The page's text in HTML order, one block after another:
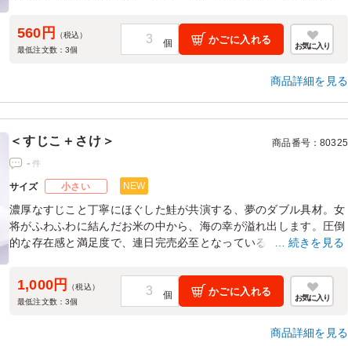
560円
（税込）
最低注文数：3個
かごに入れる
お気に入り
商品詳細を見る
＜すじこ＋さけ＞ 商品番号：80325
- 件
サイズ 小さい NEW
濃厚なすじこと丁寧にほぐした鮭が共演する、夢のダブル具材。女
将がふわふわに結んだお米の中から、海の幸が溢れ出します。圧倒
的な存在感と満足度で、連日完売必至となっている看板メニューで
続きを見る
1,000円
（税込）
最低注文数：3個
かごに入れる
お気に入り
商品詳細を見る